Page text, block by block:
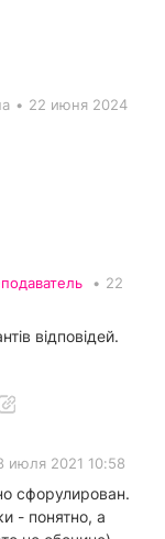
• 22 июня 2024
• 22
відповідей.
июля 2021 10:58
сфорулирован.
- понятно, а